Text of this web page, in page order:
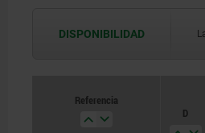
M16
DISPONIBILIDAD
Referencia
D